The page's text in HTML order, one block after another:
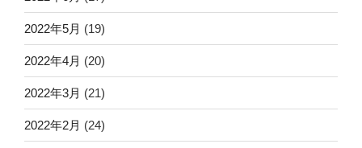
2022年5月 (19)
2022年4月 (20)
2022年3月 (21)
2022年2月 (24)